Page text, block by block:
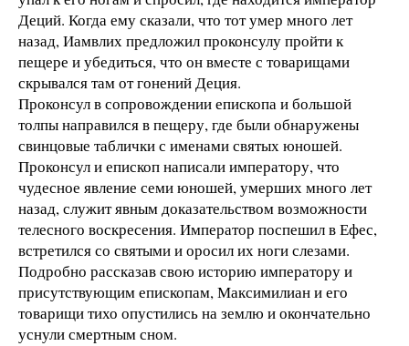
Деций. Когда ему сказали, что тот умер много лет
назад, Иамвлих предложил проконсулу пройти к
пещере и убедиться, что он вместе с товарищами
скрывался там от гонений Деция.
Проконсул в сопровождении епископа и большой
толпы направился в пещеру, где были обнаружены
свинцовые таблички с именами святых юношей.
Проконсул и епископ написали императору, что
чудесное явление семи юношей, умерших много лет
назад, служит явным доказательством возможности
телесного воскресения. Император поспешил в Ефес,
встретился со святыми и оросил их ноги слезами.
Подробно рассказав свою историю императору и
присутствующим епископам, Максимилиан и его
товарищи тихо опустились на землю и окончательно
уснули смертным сном.